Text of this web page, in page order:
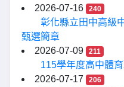
2026-07-16
240
彰化縣立田中高級
甄選簡章
2026-07-09
211
115學年度高中體
2026-07-17
206